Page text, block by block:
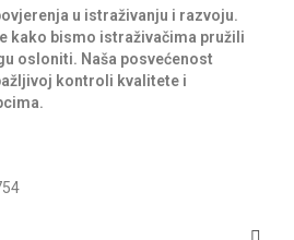
u istraživanju i razvoju.
kako bismo istraživačima pružili
osloniti. Naša posvećenost
kontroli kvalitete i